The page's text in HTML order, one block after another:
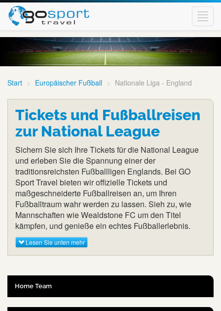
Start Europäischer Fußball Nationale Liga - England
Tickets und Fußballreisen
zur National League
Sichern Sie sich Ihre Tickets für die National League
und erleben Sie die Spannung einer der
traditionsreichsten Fußballligen Englands. Bei GO
Sport Travel bieten wir offizielle Tickets und
maßgeschneiderte Fußballreisen an, um Ihren
Fußballtraum wahr werden zu lassen. Sieh zu, wie
Mannschaften wie Wealdstone FC um den Titel
kämpfen, und genieße ein echtes Fußballerlebnis.
Lesen Sie unten mehr
Home Team